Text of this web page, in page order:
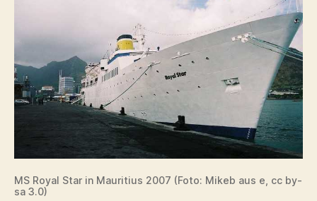
MS Royal Star in Mauritius 2007 (Foto: Mikeb aus e, cc by-
sa 3.0)